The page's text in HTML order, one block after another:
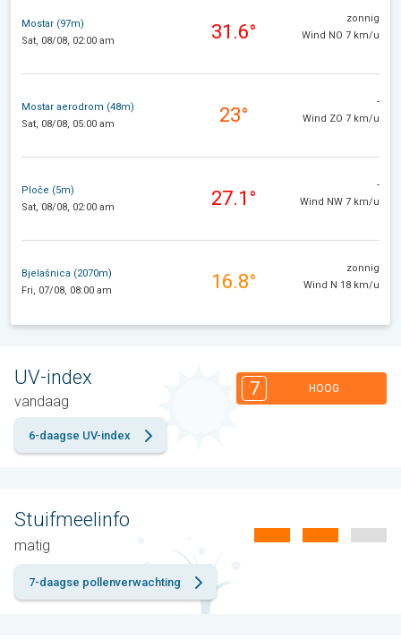
Mostar (97m)
Sat, 08/08, 02:00 am
31.6°
zonnig
Wind NO 7 km/u
Mostar aerodrom (48m)
Sat, 08/08, 05:00 am
23°
-
Wind ZO 7 km/u
Ploče (5m)
Sat, 08/08, 02:00 am
27.1°
-
Wind NW 7 km/u
Bjelašnica (2070m)
Fri, 07/08, 08:00 am
16.8°
zonnig
Wind N 18 km/u
UV-index
vandaag
7 HOOG
6-daagse UV-index
Stuifmeelinfo
matig
7-daagse pollenverwachting